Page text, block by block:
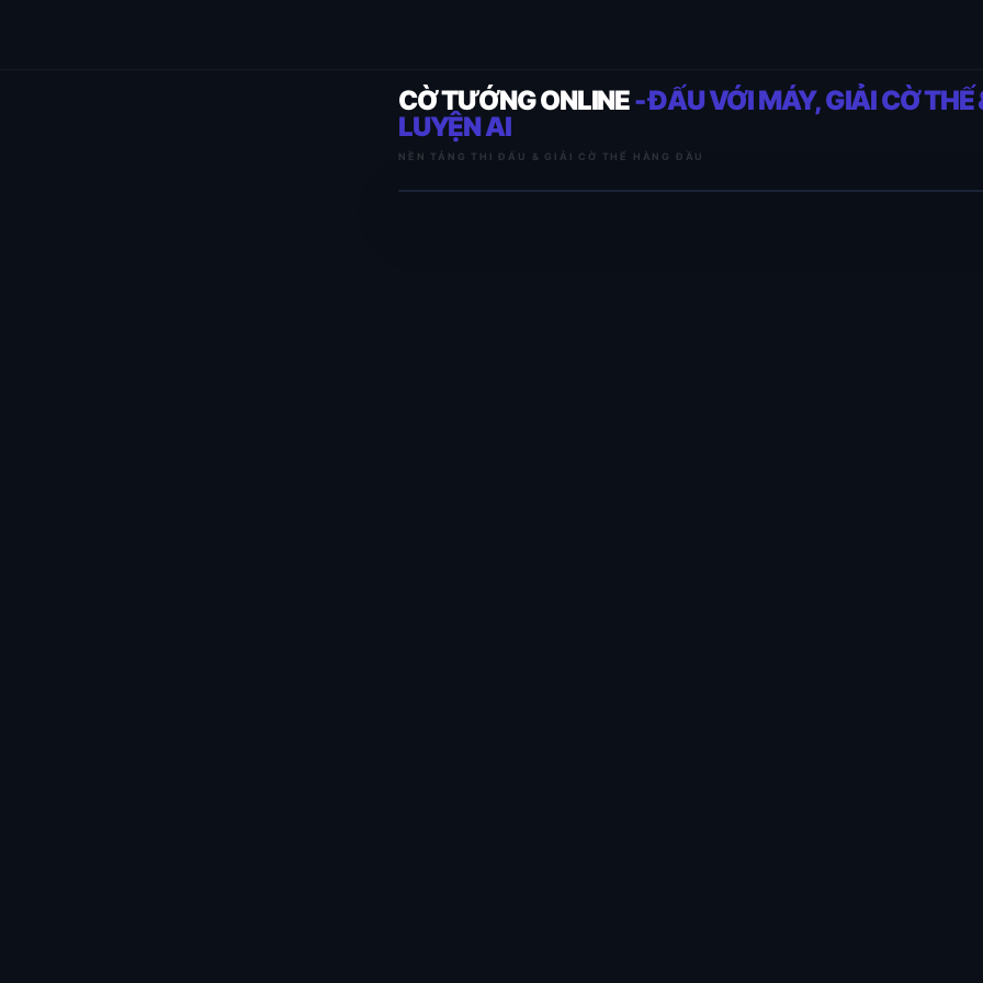
CỜ TƯỚNG ONLINE- ĐẤU VỚI MÁY, GIẢI CỜ THẾ
LUYỆN AI
NỀN TẢNG THI ĐẤU & GIẢI CỜ THẾ HÀNG ĐẦU